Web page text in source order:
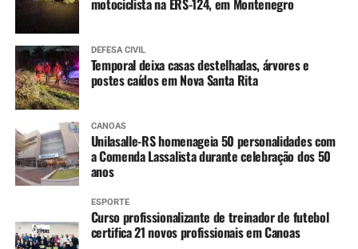
motociclista na ERS-124, em Montenegro
DEFESA CIVIL
Temporal deixa casas destelhadas, árvores e
postes caídos em Nova Santa Rita
CANOAS
Unilasalle-RS homenageia 50 personalidades com
a Comenda Lassalista durante celebração dos 50
anos
ESPORTE
Curso profissionalizante de treinador de futebol
certifica 21 novos profissionais em Canoas